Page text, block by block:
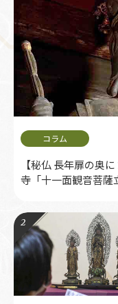
【秘仏 長年扉の奥
寺「十一面観音菩薩